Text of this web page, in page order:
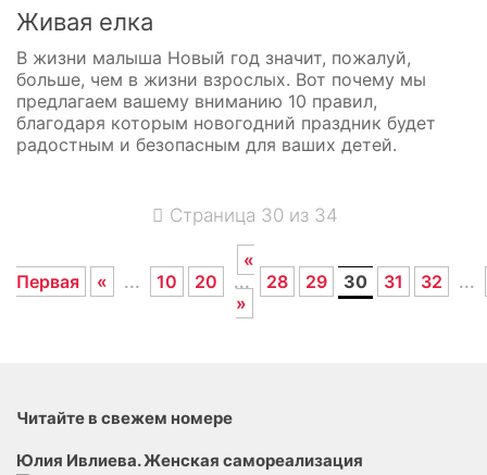
Живая елка
В жизни малыша Новый год значит, пожалуй,
больше, чем в жизни взрослых. Вот почему мы
предлагаем вашему вниманию 10 правил,
благодаря которым новогодний праздник будет
радостным и безопасным для ваших детей.
Страница 30 из 34
«
Первая
« ... 10 20 ... 28 29 30 31 32
...
»
Читайте в свежем номере
Юлия Ивлиева. Женская самореализация